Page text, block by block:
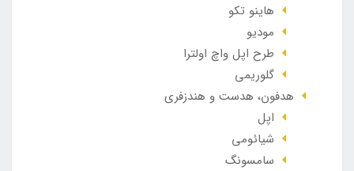
هاینو تکو
مودیو
طرح اپل واچ اولترا
گلوریمی
هدفون، هدست و هندزفری
اپل
شیائومی
سامسونگ